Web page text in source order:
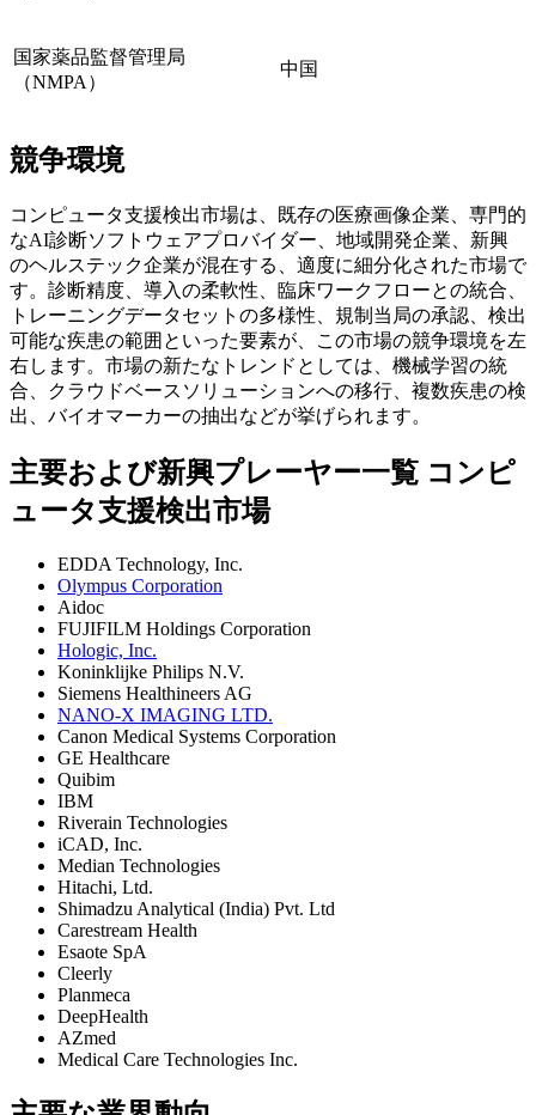
国家薬品監督管理局
（NMPA）
中国
競争環境
コンピュータ支援検出市場は、既存の医療画像企業、専門的
なAI診断ソフトウェアプロバイダー、地域開発企業、新興
のヘルステック企業が混在する、適度に細分化された市場で
す。診断精度、導入の柔軟性、臨床ワークフローとの統合、
トレーニングデータセットの多様性、規制当局の承認、検出
可能な疾患の範囲といった要素が、この市場の競争環境を左
右します。市場の新たなトレンドとしては、機械学習の統
合、クラウドベースソリューションへの移行、複数疾患の検
出、バイオマーカーの抽出などが挙げられます。
主要および新興プレーヤー一覧 コンピ
ュータ支援検出市場
EDDA Technology, Inc.
Olympus Corporation
Aidoc
FUJIFILM Holdings Corporation
Hologic, Inc.
Koninklijke Philips N.V.
Siemens Healthineers AG
NANO-X IMAGING LTD.
Canon Medical Systems Corporation
GE Healthcare
Quibim
IBM
Riverain Technologies
iCAD, Inc.
Median Technologies
Hitachi, Ltd.
Shimadzu Analytical (India) Pvt. Ltd
Carestream Health
Esaote SpA
Cleerly
Planmeca
DeepHealth
AZmed
Medical Care Technologies Inc.